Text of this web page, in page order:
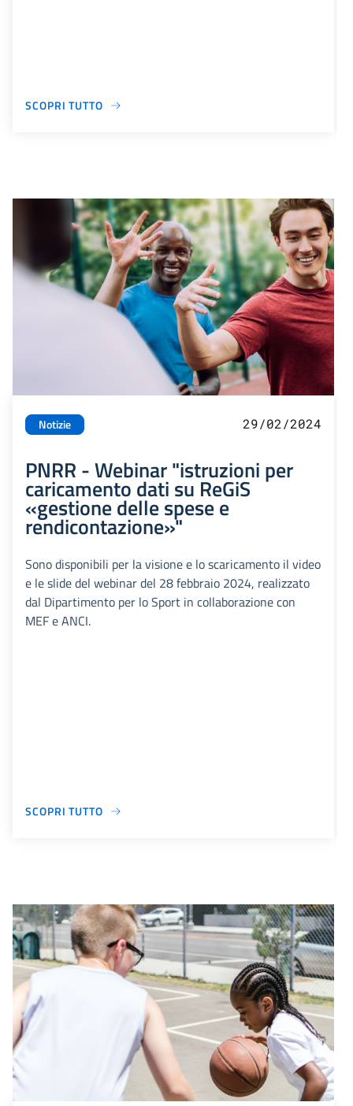
SCOPRI TUTTO
Notizie 29/02/2024
PNRR - Webinar "istruzioni per
caricamento dati su ReGiS
«gestione delle spese e
rendicontazione»"
Sono disponibili per la visione e lo scaricamento il video
e le slide del webinar del 28 febbraio 2024, realizzato
dal Dipartimento per lo Sport in collaborazione con
MEF e ANCI.
SCOPRI TUTTO